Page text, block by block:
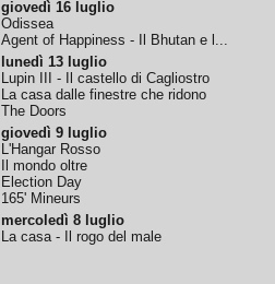
giovedì 16 luglio
Odissea
Agent of Happiness - Il Bhutan e l...
lunedì 13 luglio
Lupin III - Il castello di Cagliostro
La casa dalle finestre che ridono
The Doors
giovedì 9 luglio
L'Hangar Rosso
Il mondo oltre
Election Day
165' Mineurs
mercoledì 8 luglio
La casa - Il rogo del male